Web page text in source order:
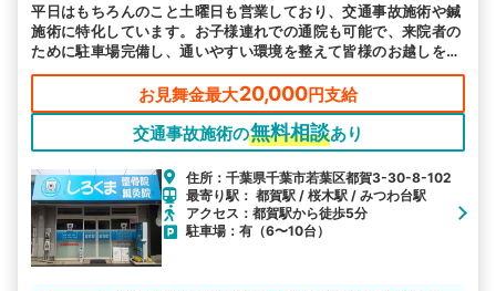
平日はもちろんのこと土曜日も営業しており、交通事故施術や鍼
施術に特化しています。お子様連れでの通院も可能で、来院者の
ために駐車場完備し、通いやすい環境を整えて皆様のお越しをお
待ちしております。
お見舞金最大20,000円支給
交通事故施術の無料相談あり
住所：千葉県千葉市若葉区都賀3-30-8-102
最寄り駅： 都賀駅 / 桜木駅 / みつわ台駅
アクセス：都賀駅から徒歩5分
駐車場：有（6〜10台）